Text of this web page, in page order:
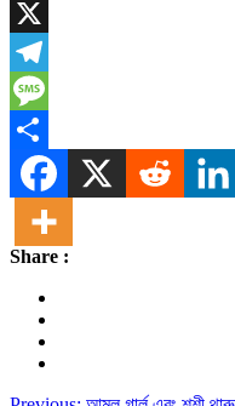
WhatsApp
X
Telegram
Message
Share
Share :